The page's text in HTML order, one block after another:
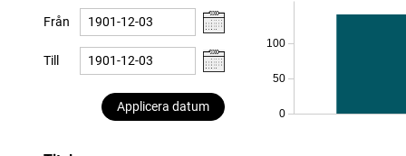
Från
Till
Applicera datum
0
50
100